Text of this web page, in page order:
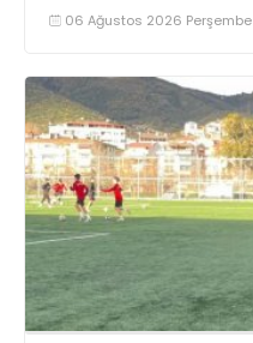
06 Ağustos 2026 Perşembe